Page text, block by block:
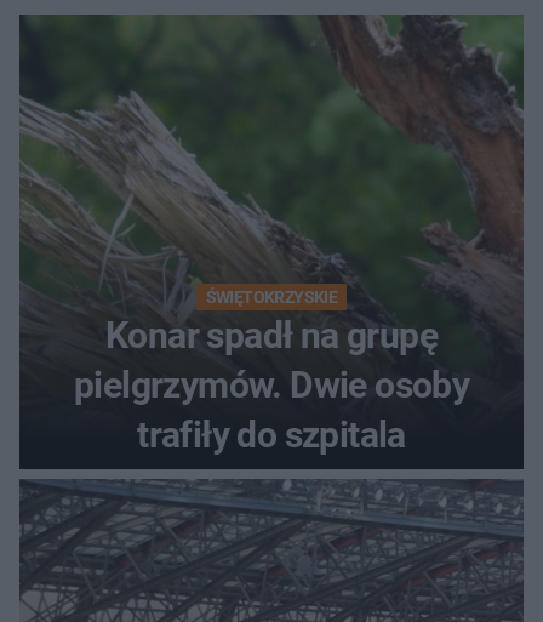
ŚWIĘTOKRZYSKIE
Konar spadł na grupę
pielgrzymów. Dwie osoby
trafiły do szpitala